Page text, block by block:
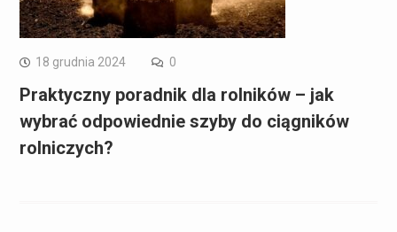
18 grudnia 2024 0
Praktyczny poradnik dla rolników – jak
wybrać odpowiednie szyby do ciągników
rolniczych?